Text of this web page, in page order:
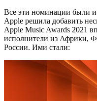
Все эти номинации были
Apple решила добавить
Apple Music Awards 2021
исполнители из Африки,
России. Ими стали: